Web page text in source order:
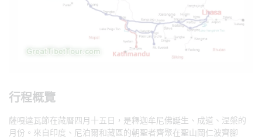
行程概覽
薩嘎達瓦節在藏曆四月十五日，是釋迦牟尼佛誕生、成道、涅槃的
月份。來自印度、尼泊爾和藏區的朝聖者齊聚在聖山岡仁波齊腳